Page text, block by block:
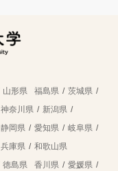
古殿町への移住はどう？暮らし・仕事・住居・支援内容を解説
山形県 福島県
茨城県
神奈川県
新潟県
静岡県 愛知県
岐阜県
兵庫県
和歌山県
徳島県 香川県
愛媛県